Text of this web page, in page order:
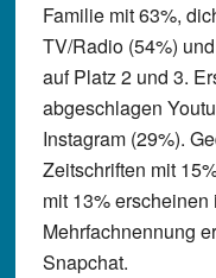
Familie mit 63%,
TV/Radio (54%)
auf Platz 2 und 3.
abgeschlagen
Instagram (29%).
Zeitschriften mit
mit 13%
Mehrfachnennung
Snapchat.